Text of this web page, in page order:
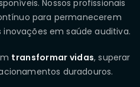
Nossos profissionais
para permanecerem
em saúde auditiva.
transformar vidas, superar
duradouros.